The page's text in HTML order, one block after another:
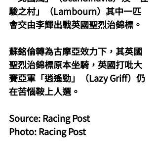
駿之村」（Lambourn）其中一匹
會交由李輝出戰英國聖烈治錦標。
蘇銘倫轉為古摩亞效力下，其英國
聖烈治錦標原本坐騎，英國打吡大
賽亞軍「逍遙勁」（Lazy Griff）仍
在苦惱鞍上人選。
Source: Racing Post
Photo: Racing Post